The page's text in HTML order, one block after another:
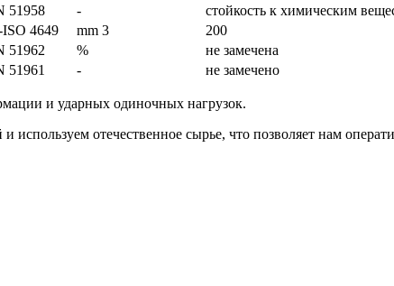
51958 -
стойкость к химическим
4649 mm 3
200
51962 %
не замечена
51961 - не замечено
и ударных одиночных нагрузок.
используем отечественное сырье, что позволяет нам